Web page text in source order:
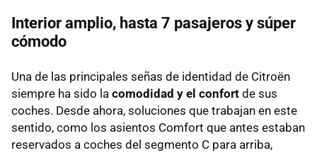
Interior amplio, hasta 7 pasajeros y súper
cómodo
Una de las principales señas de identidad de Citroën
siempre ha sido la comodidad y el confort de sus
coches. Desde ahora, soluciones que trabajan en este
sentido, como los asientos Comfort que antes estaban
reservados a coches del segmento C para arriba,